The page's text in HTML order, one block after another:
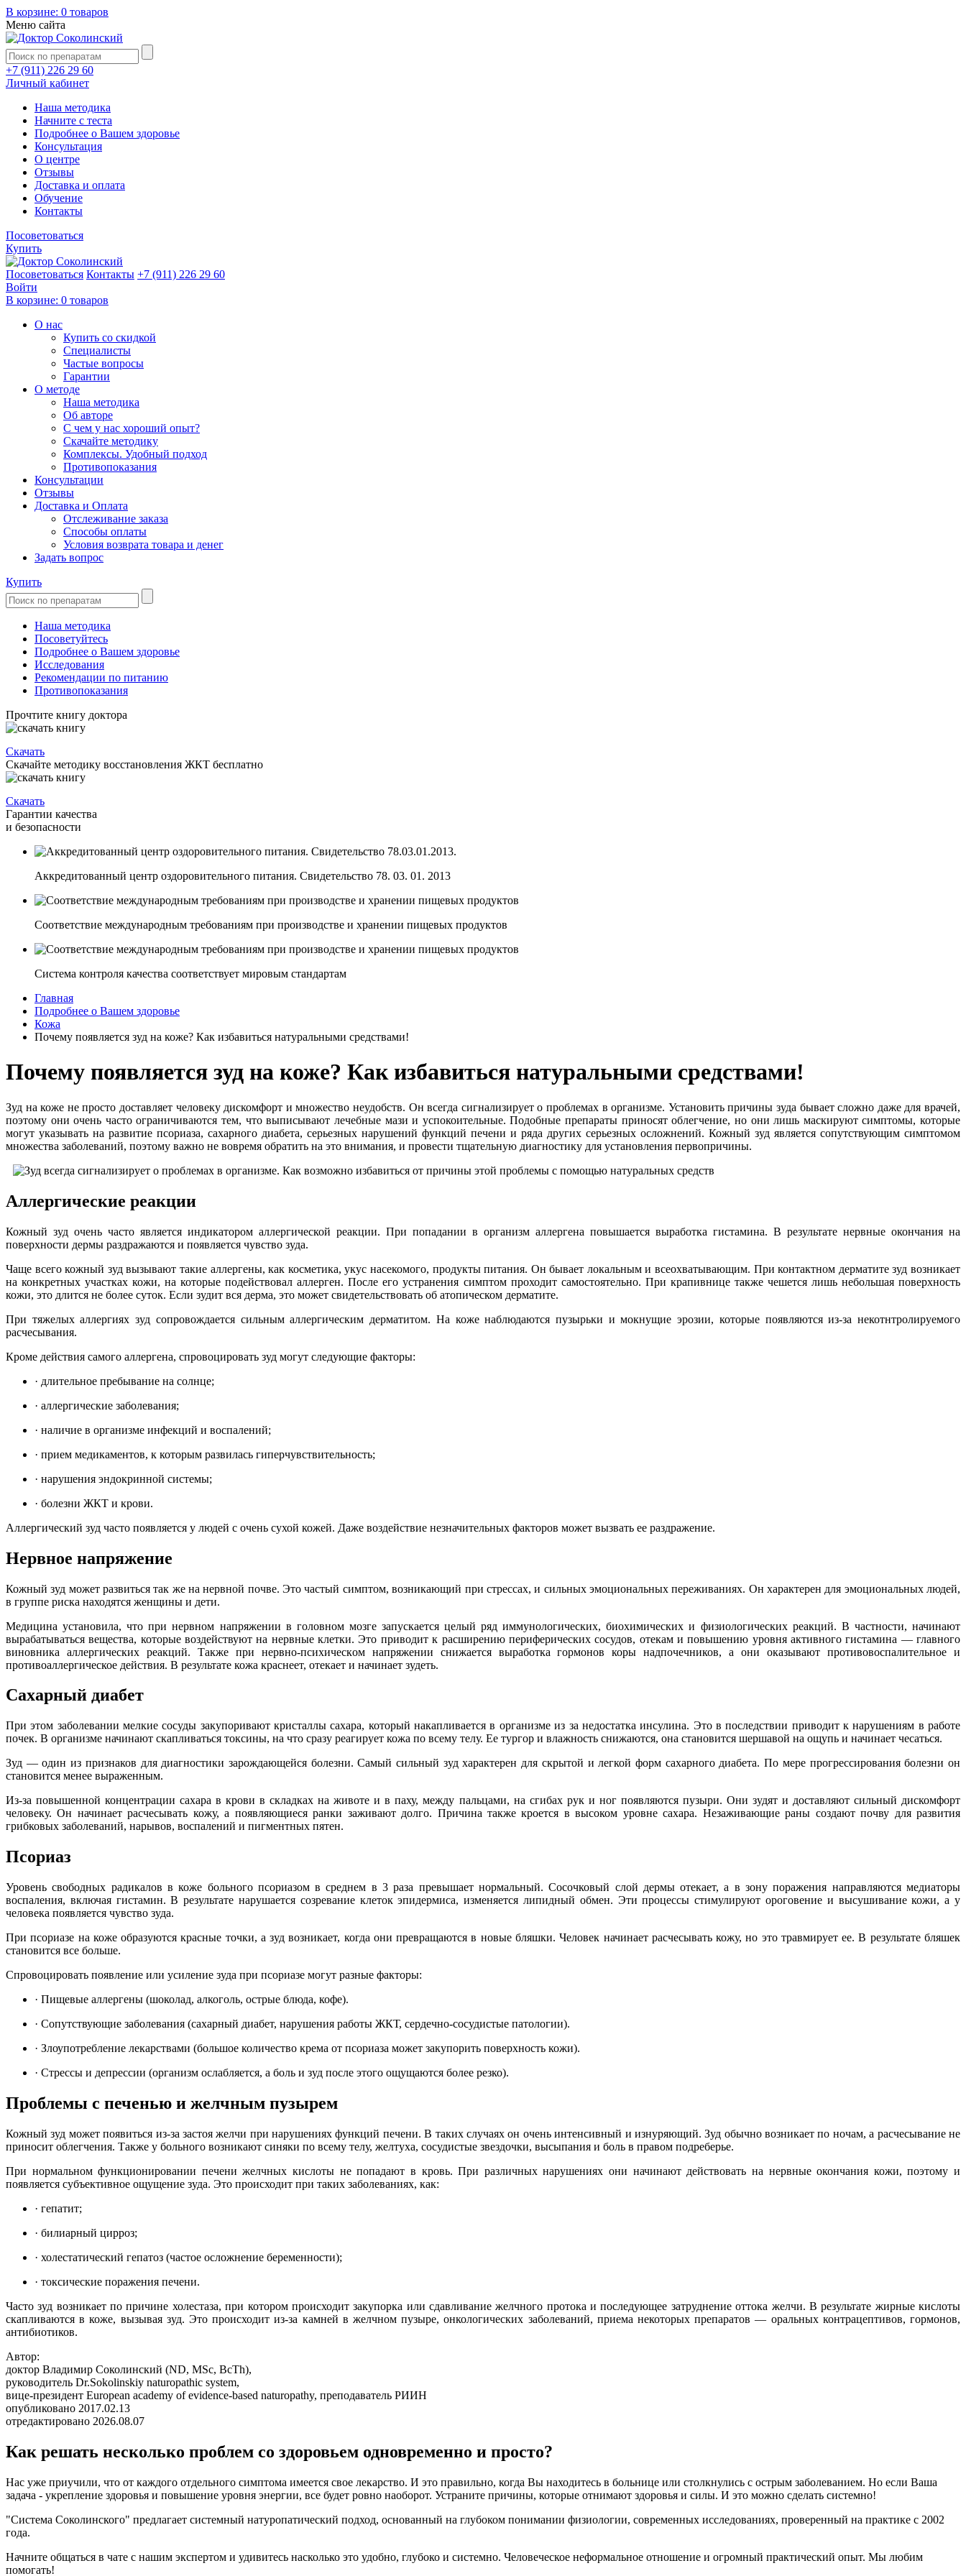
В корзине: 0 товаров
Меню сайта
+7 (911) 226 29 60
Личный кабинет
Наша методика
Начните с теста
Подробнее о Вашем здоровье
Консультация
О центре
Отзывы
Доставка и оплата
Обучение
Контакты
Посоветоваться
Купить
Посоветоваться Контакты +7 (911) 226 29 60
Войти
В корзине: 0 товаров
О нас
Купить со скидкой
Специалисты
Частые вопросы
Гарантии
О методе
Наша методика
Об авторе
С чем у нас хороший опыт?
Скачайте методику
Комплексы. Удобный подход
Противопоказания
Консультации
Отзывы
Доставка и Оплата
Отслеживание заказа
Способы оплаты
Условия возврата товара и денег
Задать вопрос
Купить
Наша методика
Посоветуйтесь
Подробнее о Вашем здоровье
Исследования
Рекомендации по питанию
Противопоказания
Прочтите книгу доктора
Скачать
Скачайте методику восстановления ЖКТ бесплатно
Скачать
Гарантии качества
и безопасности
Аккредитованный центр оздоровительного питания. Свидетельство 78. 03. 01. 2013
Соответствие международным требованиям при производстве и хранении пищевых продуктов
Система контроля качества соответствует мировым стандартам
Главная
Подробнее о Вашем здоровье
Кожа
Почему появляется зуд на коже? Как избавиться натуральными средствами!
Почему появляется зуд на коже? Как избавиться натуральными средствами!
Зуд на коже не просто доставляет человеку дискомфорт и множество неудобств. Он всегда сигнализирует о проблемах в организме. Установить причины зуда бывает сложно даже для врачей,
поэтому они очень часто ограничиваются тем, что выписывают лечебные мази и успокоительные. Подобные препараты приносят облегчение, но они лишь маскируют симптомы, которые
могут указывать на развитие псориаза, сахарного диабета, серьезных нарушений функций печени и ряда других серьезных осложнений. Кожный зуд является сопутствующим симптомом
множества заболеваний, поэтому важно не вовремя обратить на это внимания, и провести тщательную диагностику для установления первопричины.
Аллергические реакции
Кожный зуд очень часто является индикатором аллергической реакции. При попадании в организм аллергена повышается выработка гистамина. В результате нервные окончания на
поверхности дермы раздражаются и появляется чувство зуда.
Чаще всего кожный зуд вызывают такие аллергены, как косметика, укус насекомого, продукты питания. Он бывает локальным и всеохватывающим. При контактном дерматите зуд возникает
на конкретных участках кожи, на которые подействовал аллерген. После его устранения симптом проходит самостоятельно. При крапивнице также чешется лишь небольшая поверхность
кожи, это длится не более суток. Если зудит вся дерма, это может свидетельствовать об атопическом дерматите.
При тяжелых аллергиях зуд сопровождается сильным аллергическим дерматитом. На коже наблюдаются пузырьки и мокнущие эрозии, которые появляются из-за некотнтролируемого
расчесывания.
Кроме действия самого аллергена, спровоцировать зуд могут следующие факторы:
· длительное пребывание на солнце;
· аллергические заболевания;
· наличие в организме инфекций и воспалений;
· прием медикаментов, к которым развилась гиперчувствительность;
· нарушения эндокринной системы;
· болезни ЖКТ и крови.
Аллергический зуд часто появляется у людей с очень сухой кожей. Даже воздействие незначительных факторов может вызвать ее раздражение.
Нервное напряжение
Кожный зуд может развиться так же на нервной почве. Это частый симптом, возникающий при стрессах, и сильных эмоциональных переживаниях. Он характерен для эмоциональных людей,
в группе риска находятся женщины и дети.
Медицина установила, что при нервном напряжении в головном мозге запускается целый ряд иммунологических, биохимических и физиологических реакций. В частности, начинают
вырабатываться вещества, которые воздействуют на нервные клетки. Это приводит к расширению периферических сосудов, отекам и повышению уровня активного гистамина — главного
виновника аллергических реакций. Также при нервно-психическом напряжении снижается выработка гормонов коры надпочечников, а они оказывают противовоспалительное и
противоаллергическое действия. В результате кожа краснеет, отекает и начинает зудеть.
Сахарный диабет
При этом заболевании мелкие сосуды закупоривают кристаллы сахара, который накапливается в организме из за недостатка инсулина. Это в последствии приводит к нарушениям в работе
почек. В организме начинают скапливаться токсины, на что сразу реагирует кожа по всему телу. Ее тургор и влажность снижаются, она становится шершавой на ощупь и начинает чесаться.
Зуд — один из признаков для диагностики зарождающейся болезни. Самый сильный зуд характерен для скрытой и легкой форм сахарного диабета. По мере прогрессирования болезни он
становится менее выраженным.
Из-за повышенной концентрации сахара в крови в складках на животе и в паху, между пальцами, на сгибах рук и ног появляются пузыри. Они зудят и доставляют сильный дискомфорт
человеку. Он начинает расчесывать кожу, а появляющиеся ранки заживают долго. Причина также кроется в высоком уровне сахара. Незаживающие раны создают почву для развития
грибковых заболеваний, нарывов, воспалений и пигментных пятен.
Псориаз
Уровень свободных радикалов в коже больного псориазом в среднем в 3 раза превышает нормальный. Сосочковый слой дермы отекает, а в зону поражения направляются медиаторы
воспаления, включая гистамин. В результате нарушается созревание клеток эпидермиса, изменяется липидный обмен. Эти процессы стимулируют ороговение и высушивание кожи, а у
человека появляется чувство зуда.
При псориазе на коже образуются красные точки, а зуд возникает, когда они превращаются в новые бляшки. Человек начинает расчесывать кожу, но это травмирует ее. В результате бляшек
становится все больше.
Спровоцировать появление или усиление зуда при псориазе могут разные факторы:
· Пищевые аллергены (шоколад, алкоголь, острые блюда, кофе).
· Сопутствующие заболевания (сахарный диабет, нарушения работы ЖКТ, сердечно-сосудистые патологии).
· Злоупотребление лекарствами (большое количество крема от псориаза может закупорить поверхность кожи).
· Стрессы и депрессии (организм ослабляется, а боль и зуд после этого ощущаются более резко).
Проблемы с печенью и желчным пузырем
Кожный зуд может появиться из-за застоя желчи при нарушениях функций печени. В таких случаях он очень интенсивный и изнуряющий. Зуд обычно возникает по ночам, а расчесывание не
приносит облегчения. Также у больного возникают синяки по всему телу, желтуха, сосудистые звездочки, высыпания и боль в правом подреберье.
При нормальном функционировании печени желчных кислоты не попадают в кровь. При различных нарушениях они начинают действовать на нервные окончания кожи, поэтому и
появляется субъективное ощущение зуда. Это происходит при таких заболеваниях, как:
· гепатит;
· билиарный цирроз;
· холестатический гепатоз (частое осложнение беременности);
· токсические поражения печени.
Часто зуд возникает по причине холестаза, при котором происходит закупорка или сдавливание желчного протока и последующее затруднение оттока желчи. В результате жирные кислоты
скапливаются в коже, вызывая зуд. Это происходит из-за камней в желчном пузыре, онкологических заболеваний, приема некоторых препаратов — оральных контрацептивов, гормонов,
антибиотиков.
Автор:
доктор Владимир Соколинский (ND, MSc, BcTh),
руководитель Dr.Sokolinskiy naturopathic system,
вице-президент European academy of evidence-based naturopathy, преподаватель РИИН
опубликовано 2017.02.13
отредактировано 2026.08.07
Как решать несколько проблем со здоровьем одновременно и просто?
Нас уже приучили, что от каждого отдельного симптома имеется свое лекарство. И это правильно, когда Вы находитесь в больнице или столкнулись с острым заболеванием. Но если Ваша
задача - укрепление здоровья и повышение уровня энергии, все будет ровно наоборот. Устраните причины, которые отнимают здоровья и силы. И это можно сделать системно!
"Система Соколинского" предлагает системный натуропатический подход, основанный на глубоком понимании физиологии, современных исследованиях, проверенный на практике с 2002
года.
Начните общаться в чате с нашим экспертом и удивитесь насколько это удобно, глубоко и системно. Человеческое неформальное отношение и огромный практический опыт. Мы любим
помогать!